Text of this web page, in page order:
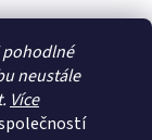
pohodlné
neustále
Více